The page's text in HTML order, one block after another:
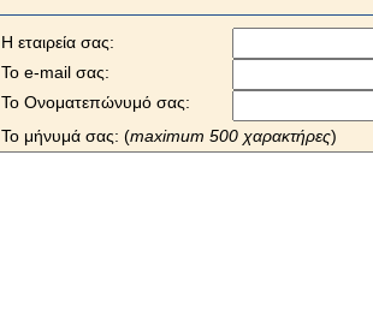
Η εταιρεία σας:
Το e-mail σας:
Το Ονοματεπώνυμό σας:
Το μήνυμά σας: (maximum 500 χαρακτήρες)